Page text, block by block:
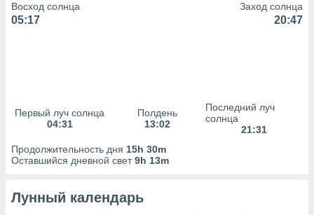
наших 1199
Восход солнца
05:17
Заход солнца
20:47
Первый луч солнца
04:31
Полдень
13:02
Последний луч
солнца
21:31
Продолжительность дня 15h 30m
Оставшийся дневной свет9h 13m
Лунный календарь